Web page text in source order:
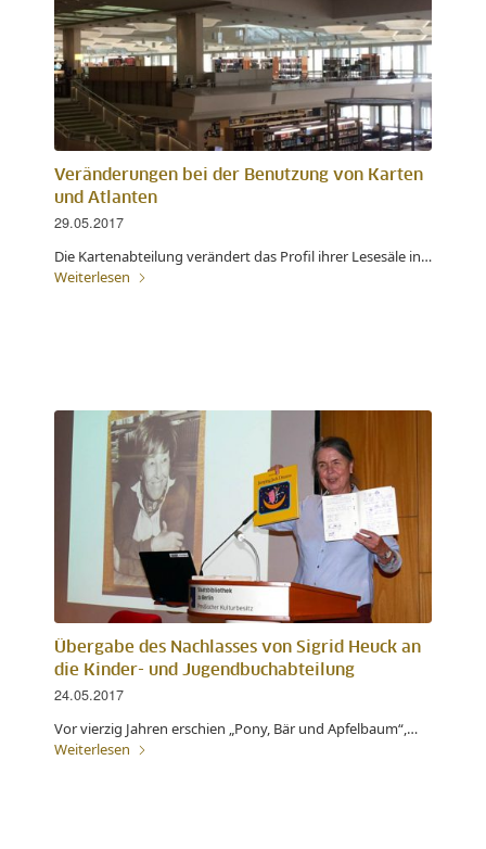
Veränderungen bei der Benutzung von Karten
und Atlanten
29.05.2017
Die Kartenabteilung verändert das Profil ihrer Lesesäle in…
Weiterlesen
Übergabe des Nachlasses von Sigrid Heuck an
die Kinder- und Jugendbuchabteilung
24.05.2017
Vor vierzig Jahren erschien „Pony, Bär und Apfelbaum“,…
Weiterlesen